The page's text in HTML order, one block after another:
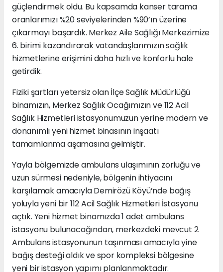
güçlendirmek oldu. Bu kapsamda kanser tarama
oranlarımızı %20 seviyelerinden %90’ın üzerine
çıkarmayı başardık. Merkez Aile Sağlığı Merkezimize
6. birimi kazandırarak vatandaşlarımızın sağlık
hizmetlerine erişimini daha hızlı ve konforlu hale
getirdik.
Fiziki şartları yetersiz olan İlçe Sağlık Müdürlüğü
binamızın, Merkez Sağlık Ocağımızın ve 112 Acil
Sağlık Hizmetleri istasyonumuzun yerine modern ve
donanımlı yeni hizmet binasının inşaatı
tamamlanma aşamasına gelmiştir.
Yayla bölgemizde ambulans ulaşımının zorluğu ve
uzun sürmesi nedeniyle, bölgenin ihtiyacını
karşılamak amacıyla Demirözü Köyü’nde bağış
yoluyla yeni bir 112 Acil Sağlık Hizmetleri İstasyonu
açtık. Yeni hizmet binamızda 1 adet ambulans
istasyonu bulunacağından, merkezdeki mevcut 2.
Ambulans istasyonunun taşınması amacıyla yine
bağış desteği aldık ve spor kompleksi bölgesine
yeni bir istasyon yapımı planlanmaktadır.